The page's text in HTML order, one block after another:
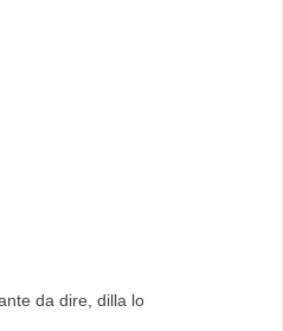
da dire, dilla lo